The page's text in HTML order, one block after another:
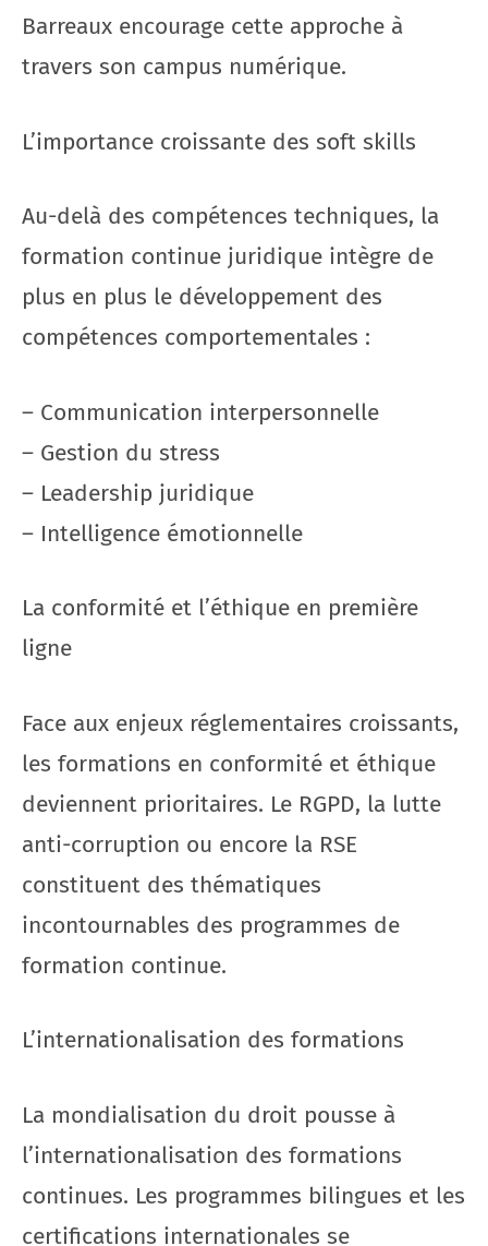
Barreaux encourage cette approche à
travers son campus numérique.
L’importance croissante des soft skills
Au-delà des compétences techniques, la
formation continue juridique intègre de
plus en plus le développement des
compétences comportementales :
– Communication interpersonnelle
– Gestion du stress
– Leadership juridique
– Intelligence émotionnelle
La conformité et l’éthique en première
ligne
Face aux enjeux réglementaires croissants,
les formations en conformité et éthique
deviennent prioritaires. Le RGPD, la lutte
anti-corruption ou encore la RSE
constituent des thématiques
incontournables des programmes de
formation continue.
L’internationalisation des formations
La mondialisation du droit pousse à
l’internationalisation des formations
continues. Les programmes bilingues et les
certifications internationales se